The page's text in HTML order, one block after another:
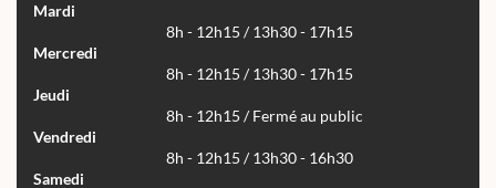
Mardi
8h - 12h15 / 13h30 - 17h15
Mercredi
8h - 12h15 / 13h30 - 17h15
Jeudi
8h - 12h15 / Fermé au public
Vendredi
8h - 12h15 / 13h30 - 16h30
Samedi